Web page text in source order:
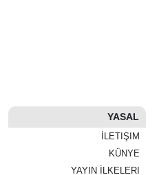
YASAL